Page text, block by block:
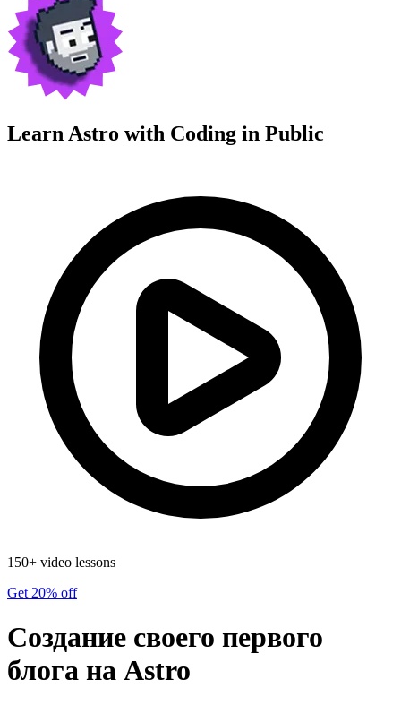
Learn Astro with Coding in Public
150+ video lessons
Get 20% off
Создание своего первого
блога на Astro